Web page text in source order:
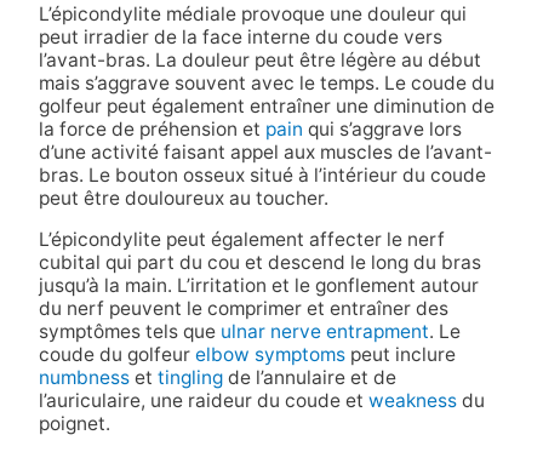
L’épicondylite médiale provoque une douleur qui
peut irradier de la face interne du coude vers
l’avant-bras. La douleur peut être légère au début
mais s’aggrave souvent avec le temps. Le coude du
golfeur peut également entraîner une diminution de
la force de préhension et pain qui s’aggrave lors
d’une activité faisant appel aux muscles de l’avant-
bras. Le bouton osseux situé à l’intérieur du coude
peut être douloureux au toucher.
L’épicondylite peut également affecter le nerf
cubital qui part du cou et descend le long du bras
jusqu’à la main. L’irritation et le gonflement autour
du nerf peuvent le comprimer et entraîner des
symptômes tels que ulnar nerve entrapment. Le
coude du golfeur elbow symptomspeut inclure
numbnesset tinglingde l’annulaire et de
l’auriculaire, une raideur du coude et weaknessdu
poignet.